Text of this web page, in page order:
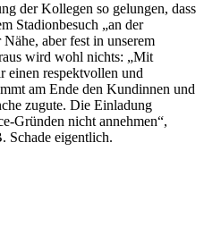
der Kollegen so gelungen, dass
Stadionbesuch „an der
aber fest in unserem
wird wohl nichts: „Mit
einen respektvollen und
am Ende den Kundinnen und
zugute. Die Einladung
Gründen nicht annehmen“,
Schade eigentlich.